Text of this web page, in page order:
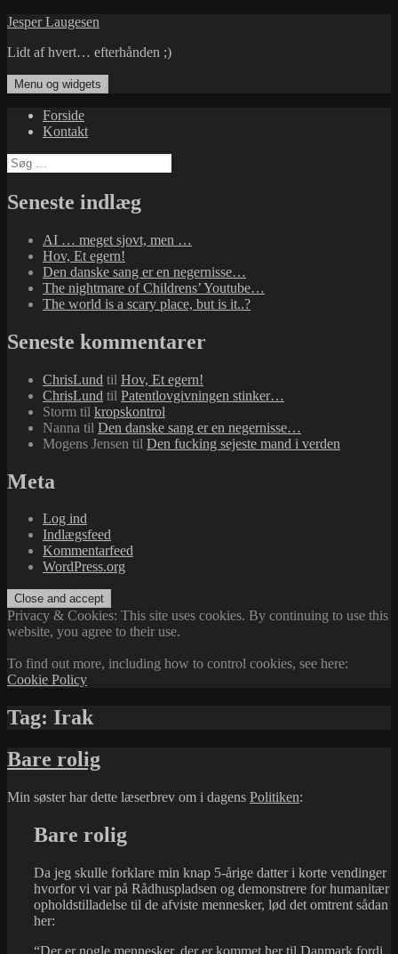
Hop
indhold
Jesper Laugesen
Lidt af hvert… efterhånden ;)
Menu og widgets
Forside
Kontakt
Søg
efter:
Seneste indlæg
AI … meget sjovt, men …
Hov, Et egern!
Den danske sang er en negernisse…
The nightmare of Childrens’ Youtube…
The world is a scary place, but is it..?
Seneste kommentarer
ChrisLund til Hov, Et egern!
ChrisLund til Patentlovgivningen stinker…
Storm til kropskontrol
Nanna til Den danske sang er en negernisse…
Mogens Jensen til Den fucking sejeste mand i verden
Meta
Log ind
Indlægsfeed
Kommentarfeed
WordPress.org
Privacy & Cookies: This site uses cookies. By continuing to use this
website, you agree to their use.
To find out more, including how to control cookies, see here:
Cookie Policy
Tag: Irak
Bare rolig
Min søster har dette læserbrev om i dagens Politiken:
Bare rolig
Da jeg skulle forklare min knap 5-årige datter i korte vendinger
hvorfor vi var på Rådhuspladsen og demonstrere for humanitær
opholdstilladelse til de afviste mennesker, lød det omtrent sådan
her:
“Der er nogle mennesker, der er kommet her til Danmark fordi